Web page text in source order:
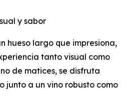
y sabor
hueso largo que impresiona,
tanto visual como
de matices, se disfruta
junto a un vino robusto como